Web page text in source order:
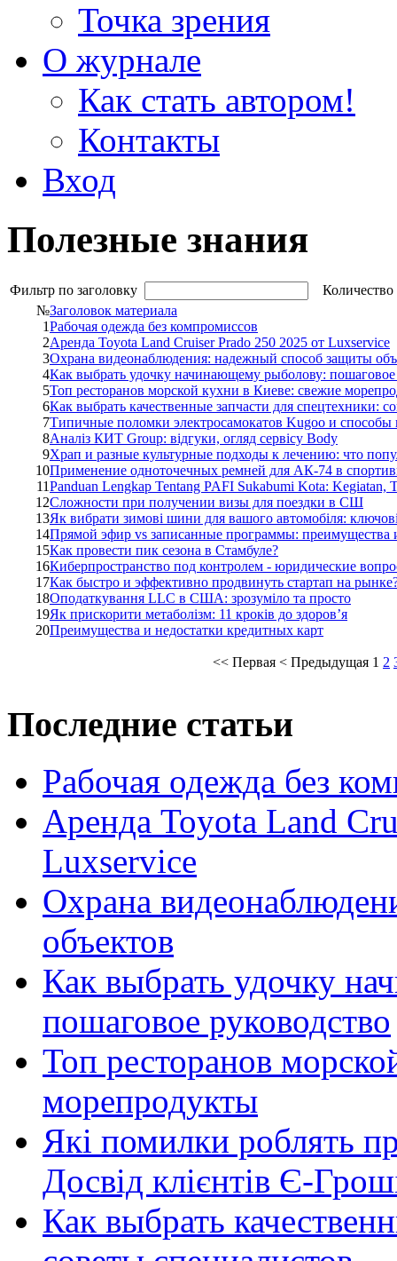
Точка зрения
О журнале
Как стать автором!
Контакты
Вход
Полезные знания
Фильтр по заголовку
№Заголовок материала
1Рабочая одежда без компромиссов
2Аренда Toyota Land Cruiser Prado 250 2025 от Luxservice
3Охрана видеонаблюдения: надежный способ защиты
4Как выбрать удочку начинающему рыболову: пошаговое
5Топ ресторанов морской кухни в Киеве: свежие
6Как выбрать качественные запчасти для спецтехники:
7Типичные поломки электросамокатов Kugoo и способы
8Аналіз КИТ Group: відгуки, огляд сервісу Body
9Храп и разные культурные подходы к лечению: что
10Применение одноточечных ремней для АК-74 в
11Panduan Lengkap Tentang PAFI Sukabumi Kota: Kegiatan,
12Сложности при получении визы для поездки в СШ
13Як вибрати зимові шини для вашого автомобіля: ключові
14Прямой эфир vs записанные программы: преимущества
15Как провести пик сезона в Стамбуле?
16Киберпространство под контролем - юридические
17Как быстро и эффективно продвинуть стартап на
18Оподаткування LLC в США: зрозуміло та просто
19Як прискорити метаболізм: 11 кроків до здоров’я
20Преимущества и недостатки кредитных карт
<< Первая < Предыдущая 1 2
Последние статьи
Рабочая одежда без
Аренда Toyota Land
Luxservice
Охрана
объектов
Как выбрать удочку
пошаговое руководство
Топ ресторанов
морепродукты
Які помилки роблять
Досвід клієнтів Є-
Как выбрать